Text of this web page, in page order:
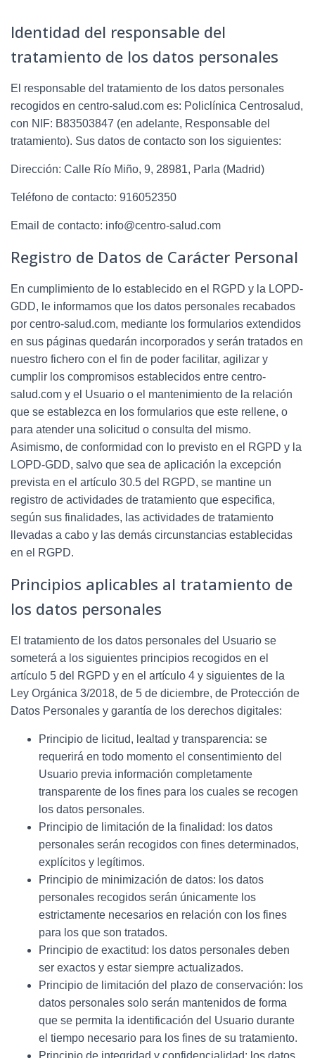
Identidad del responsable del
tratamiento de los datos personales
El responsable del tratamiento de los datos personales
recogidos en centro-salud.com es: Policlínica Centrosalud,
con NIF: B83503847 (en adelante, Responsable del
tratamiento). Sus datos de contacto son los siguientes:
Dirección: Calle Río Miño, 9, 28981, Parla (Madrid)
Teléfono de contacto: 916052350
Email de contacto: info@centro-salud.com
Registro de Datos de Carácter Personal
En cumplimiento de lo establecido en el RGPD y la LOPD-
GDD, le informamos que los datos personales recabados
por centro-salud.com, mediante los formularios extendidos
en sus páginas quedarán incorporados y serán tratados en
nuestro fichero con el fin de poder facilitar, agilizar y
cumplir los compromisos establecidos entre centro-
salud.com y el Usuario o el mantenimiento de la relación
que se establezca en los formularios que este rellene, o
para atender una solicitud o consulta del mismo.
Asimismo, de conformidad con lo previsto en el RGPD y la
LOPD-GDD, salvo que sea de aplicación la excepción
prevista en el artículo 30.5 del RGPD, se mantine un
registro de actividades de tratamiento que especifica,
según sus finalidades, las actividades de tratamiento
llevadas a cabo y las demás circunstancias establecidas
en el RGPD.
Principios aplicables al tratamiento de
los datos personales
El tratamiento de los datos personales del Usuario se
someterá a los siguientes principios recogidos en el
artículo 5 del RGPD y en el artículo 4 y siguientes de la
Ley Orgánica 3/2018, de 5 de diciembre, de Protección de
Datos Personales y garantía de los derechos digitales:
Principio de licitud, lealtad y transparencia: se
requerirá en todo momento el consentimiento del
Usuario previa información completamente
transparente de los fines para los cuales se recogen
los datos personales.
Principio de limitación de la finalidad: los datos
personales serán recogidos con fines determinados,
explícitos y legítimos.
Principio de minimización de datos: los datos
personales recogidos serán únicamente los
estrictamente necesarios en relación con los fines
para los que son tratados.
Principio de exactitud: los datos personales deben
ser exactos y estar siempre actualizados.
Principio de limitación del plazo de conservación: los
datos personales solo serán mantenidos de forma
que se permita la identificación del Usuario durante
el tiempo necesario para los fines de su tratamiento.
Principio de integridad y confidencialidad: los datos